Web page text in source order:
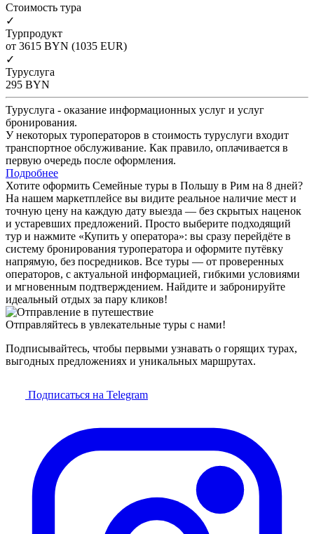
Cтоимость тура
✓
Турпродукт
от 3615 BYN (1035 EUR)
✓
Туруслуга
295 BYN
Туруслуга - оказание информационных услуг и услуг
бронирования.
У некоторых туроператоров в стоимость туруслуги входит
транспортное обслуживание. Как правило, оплачивается в
первую очередь после оформления.
Подробнее
Хотите оформить Семейные туры в Польшу в Рим на 8 дней?
На нашем маркетплейсе вы видите реальное наличие мест и
точную цену на каждую дату выезда — без скрытых наценок
и устаревших предложений. Просто выберите подходящий
тур и нажмите «Купить у оператора»: вы сразу перейдёте в
систему бронирования туроператора и оформите путёвку
напрямую, без посредников. Все туры — от проверенных
операторов, с актуальной информацией, гибкими условиями
и мгновенным подтверждением. Найдите и забронируйте
идеальный отдых за пару кликов!
Отправляйтесь в увлекательные туры с нами!
Подписывайтесь, чтобы первыми узнавать о горящих турах,
выгодных предложениях и уникальных маршрутах.
Подписаться на Telegram